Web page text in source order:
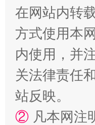
阿坝州三大球
在网站内转
方式使用本
内使用，并
关法律责任
站反映。
② 凡本网注